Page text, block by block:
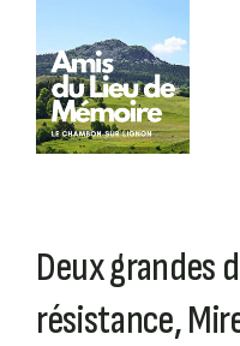
Deux grandes
résistance,